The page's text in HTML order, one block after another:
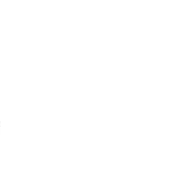
Tilburg, Breda,
in het dorpshart van
kans om hier